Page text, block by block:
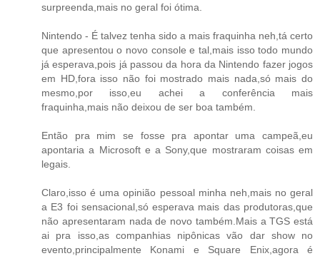
surpreenda,mais no geral foi ótima.
Nintendo - É talvez tenha sido a mais fraquinha neh,tá certo
que apresentou o novo console e tal,mais isso todo mundo
já esperava,pois já passou da hora da Nintendo fazer jogos
em HD,fora isso não foi mostrado mais nada,só mais do
mesmo,por isso,eu achei a conferência mais
fraquinha,mais não deixou de ser boa também.
Então pra mim se fosse pra apontar uma campeã,eu
apontaria a Microsoft e a Sony,que mostraram coisas em
legais.
Claro,isso é uma opinião pessoal minha neh,mais no geral
a E3 foi sensacional,só esperava mais das produtoras,que
não apresentaram nada de novo também.Mais a TGS está
ai pra isso,as companhias nipônicas vão dar show no
evento,principalmente Konami e Square Enix,agora é